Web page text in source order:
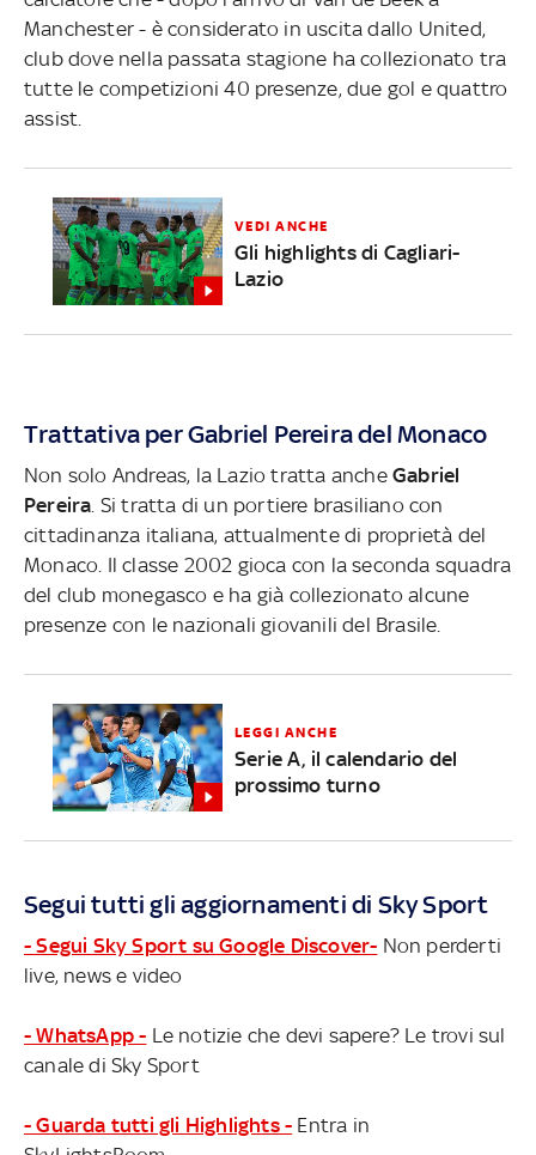
Manchester - è considerato in uscita dallo United,
club dove nella passata stagione ha collezionato tra
tutte le competizioni 40 presenze, due gol e quattro
assist.
VEDI ANCHE
Gli highlights di Cagliari-
Lazio
Trattativa per Gabriel Pereira del Monaco
Non solo Andreas, la Lazio tratta ancheGabriel
Pereira . Si tratta di un portiere brasiliano con
cittadinanza italiana, attualmente di proprietà del
Monaco. Il classe 2002 gioca con la seconda squadra
del club monegasco e ha già collezionato alcune
presenze con le nazionali giovanili del Brasile.
LEGGI ANCHE
Serie A, il calendario del
prossimo turno
Segui tutti gli aggiornamenti di Sky Sport
- Segui Sky Sport su Google Discover- Non perderti
live, news e video
- WhatsApp - Le notizie che devi sapere? Le trovi sul
canale di Sky Sport
- Guarda tutti gli Highlights - Entra in